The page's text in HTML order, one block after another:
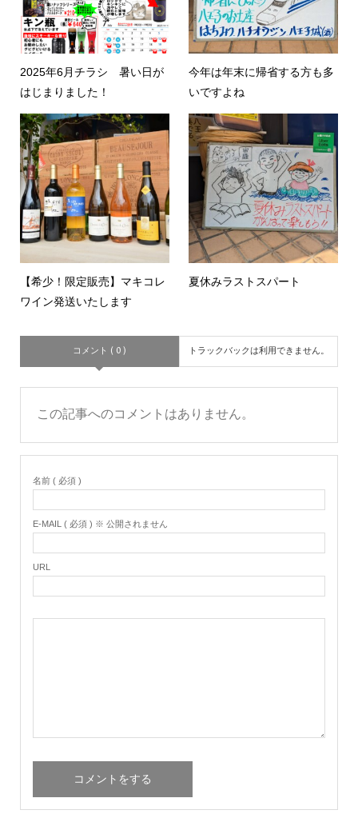
2025年6月チラシ 暑い日が
はじまりました！
今年は年末に帰省する方も多
いですよね
【希少！限定販売】マキコレ
ワイン発送いたします
夏休みラストスパート
コメント ( 0 ) トラックバックは利用できません。
この記事へのコメントはありません。
名前 ( 必須 )
E-MAIL ( 必須 ) ※ 公開されません
URL